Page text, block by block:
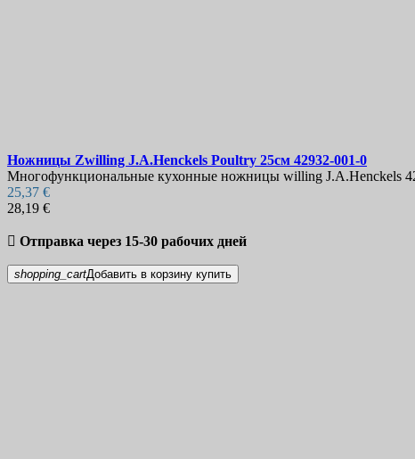
Ножницы Zwilling J.A.Henckels Poultry 25см 42932-001-0
Многофункциональные кухонные ножницы willing J.A.Henckels
25,37 €
28,19 €
 Отправка через 15-30 рабочих дней
shopping_cartДобавить в корзину купить